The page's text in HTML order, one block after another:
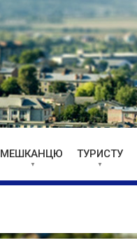
МЕШКАНЦЮ ТУРИСТУ